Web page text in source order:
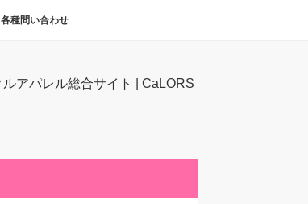
各種問い合わせ